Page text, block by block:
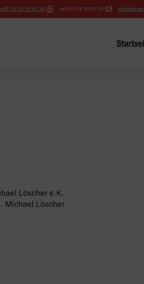
+49-351/8 90 50 34 +49-351/8 90 50 35 siegfried-
Löscher e.K.
Michael Löscher